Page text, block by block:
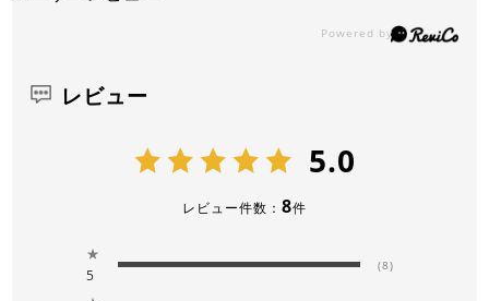
レビュー
5.0
レビュー件数： 8件
★
5
(8)